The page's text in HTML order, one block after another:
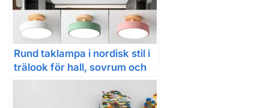
Rund taklampa i nordisk stil i
trälook för hall, sovrum och
kök